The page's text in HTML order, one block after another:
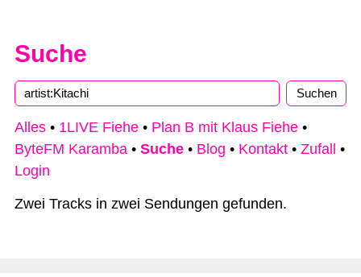
Suche
Alles • 1LIVE Fiehe • Plan B mit Klaus Fiehe •
ByteFM Karamba • Suche • Blog • Kontakt • Zufall
•
Login
Zwei Tracks in zwei Sendungen gefunden.